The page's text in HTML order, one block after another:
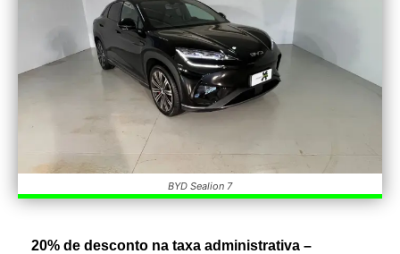
BYD Sealion 7
20% de desconto na taxa administrativa –